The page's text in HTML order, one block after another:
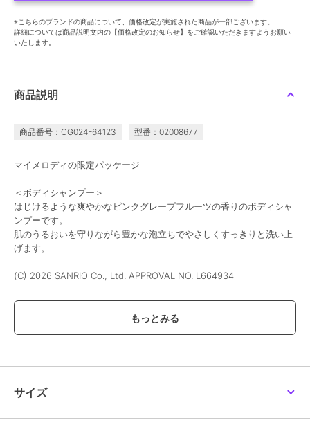
※こちらのブランドの商品について、価格改定が実施された商品が一部ございます。
詳細については商品説明文内の【価格改定のお知らせ】をご確認いただきますようお願い
いたします。
商品説明
商品番号：CG024-64123 型番：02008677
マイメロディの限定パッケージ
＜ボディシャンプー＞
はじけるような爽やかなピンクグレープフルーツの香りのボディシャ
ンプーです。
肌のうるおいを守りながら豊かな泡立ちでやさしくすっきりと洗い上
げます。
(C) 2026 SANRIO Co., Ltd. APPROVAL NO. L664934
＜ご使用方法＞
スポンジ、バスリリーなどでよく泡立ててお使いください。
[型番:02008677]
ブランド
ショップ ザボディショップ
サイズ